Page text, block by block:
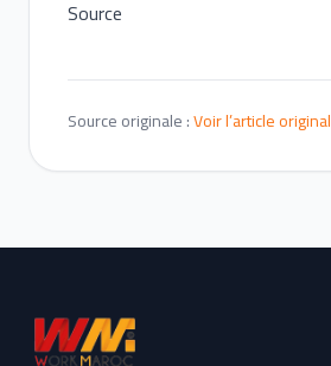
Source
Source originale :Voir l’article original